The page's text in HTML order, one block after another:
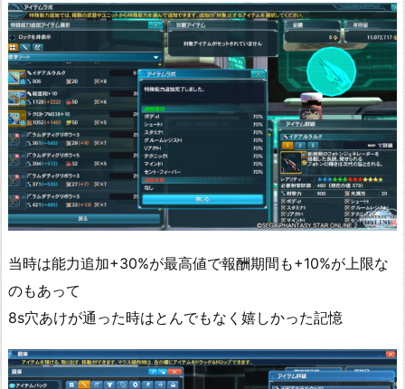
当時は能力追加+30%が最高値で報酬期間も+10%が上限な
のもあって
8s穴あけが通った時はとんでもなく嬉しかった記憶